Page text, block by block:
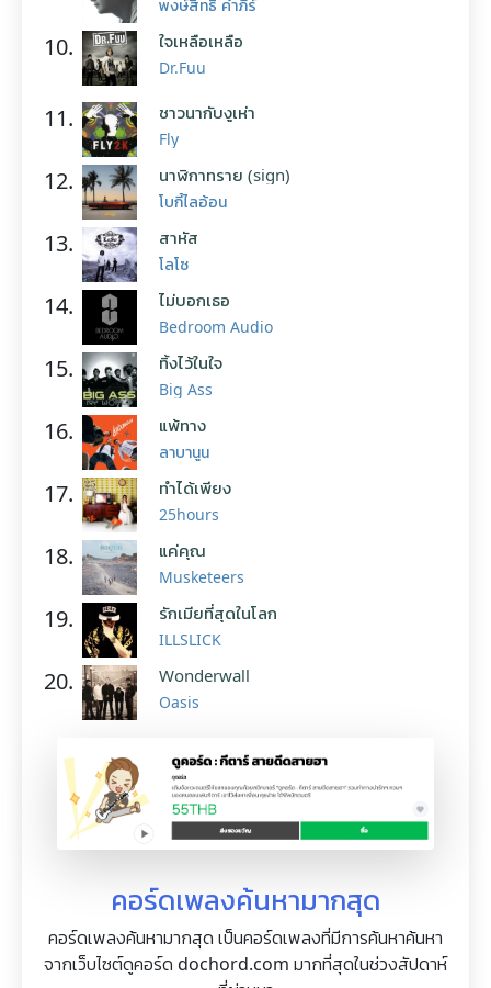
พงษ์สิทธิ์ คำภีร์
10. ใจเหลือเหลือ
Dr.Fuu
11. ชาวนากับงูเห่า
Fly
12. นาฬิกาทราย (sign)
โบกี้ไลอ้อน
13. สาหัส
โลโซ
14. ไม่บอกเธอ
Bedroom Audio
15. ทิ้งไว้ในใจ
Big Ass
16. แพ้ทาง
ลาบานูน
17. ทำได้เพียง
25hours
18. แค่คุณ
Musketeers
19. รักเมียที่สุดในโลก
ILLSLICK
20. Wonderwall
Oasis
คอร์ดเพลงค้นหามากสุด
คอร์ดเพลงค้นหามากสุด เป็นคอร์ดเพลงที่มีการค้นหาค้นหา
จากเว็บไซต์ดูคอร์ด dochord.com มากที่สุดในช่วงสัปดาห์